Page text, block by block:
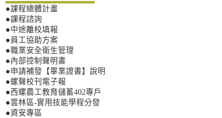
●課程總體計畫
●課程諮詢
●中途離校填報
●員工協助方案
●職業安全衛生管理
●內部控制聲明書
●申請補發【畢業證書】說明
●螺聲校刊電子報
●西螺農工教育儲蓄402專戶
●雲林區-實用技能學程分發
●資安專區